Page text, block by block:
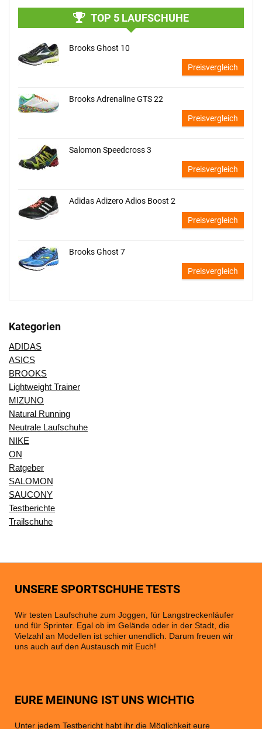
TOP 5 LAUFSCHUHE
Brooks Ghost 10
Preisvergleich
Brooks Adrenaline GTS 22
Preisvergleich
Salomon Speedcross 3
Preisvergleich
Adidas Adizero Adios Boost 2
Preisvergleich
Brooks Ghost 7
Preisvergleich
Kategorien
ADIDAS
ASICS
BROOKS
Lightweight Trainer
MIZUNO
Natural Running
Neutrale Laufschuhe
NIKE
ON
Ratgeber
SALOMON
SAUCONY
Testberichte
Trailschuhe
UNSERE SPORTSCHUHE TESTS
Wir testen Laufschuhe zum Joggen, für Langstreckenläufer
und für Sprinter. Egal ob im Gelände oder in der Stadt, die
Vielzahl an Modellen ist schier unendlich. Darum freuen wir
uns auch auf den Austausch mit Euch!
EURE MEINUNG IST UNS WICHTIG
Unter jedem Testbericht habt ihr die Möglichkeit eure